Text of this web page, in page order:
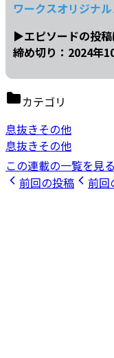
ワークスオリジナ
▶エピソードの投稿
締め切り：2024年
カテゴリ
息抜きその他
息抜きその他
この連載の一覧を見る
前回の投稿
前回